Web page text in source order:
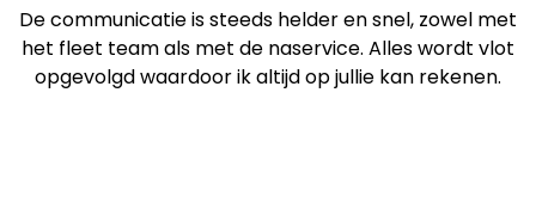
De communicatie is steeds helder en snel, zowel met
het fleet team als met de naservice. Alles wordt vlot
opgevolgd waardoor ik altijd op jullie kan rekenen.